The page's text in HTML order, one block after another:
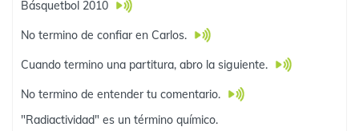
Básquetbol 2010
No termino de confiar en Carlos.
Cuando termino una partitura, abro la siguiente.
No termino de entender tu comentario.
"Radiactividad" es un término químico.